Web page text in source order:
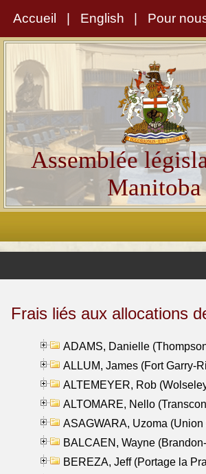
Accueil English Pour
Assemblée
Manitoba
Frais liés aux allocations
ADAMS, Danielle
ALLUM, James (Fort Garry-
ALTEMEYER, Rob
ALTOMARE, Nello
ASAGWARA, Uzoma (Union
BALCAEN, Wayne
BEREZA, Jeff (Portage la